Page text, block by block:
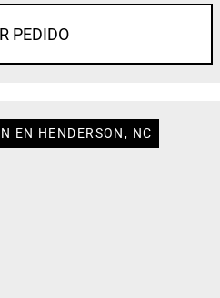
PEDIDO
EN HENDERSON, NC